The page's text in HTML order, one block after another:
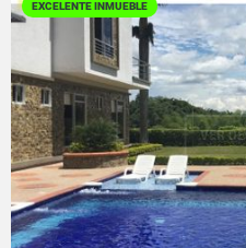
EXCELENTE INMUEBLE
VER